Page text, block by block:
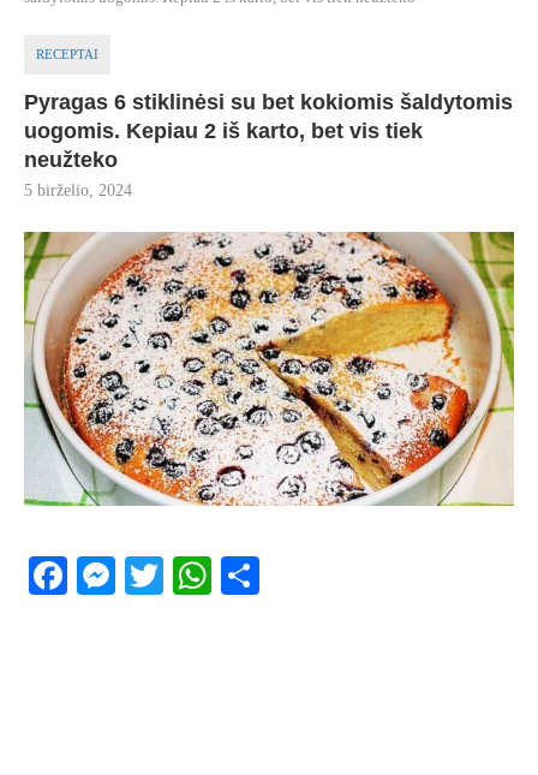
RECEPTAI
Pyragas 6 stiklinėsi su bet kokiomis šaldytomis
uogomis. Kepiau 2 iš karto, bet vis tiek
neužteko
5 birželio, 2024
Facebook
Messenger
TwitterWhatsApp